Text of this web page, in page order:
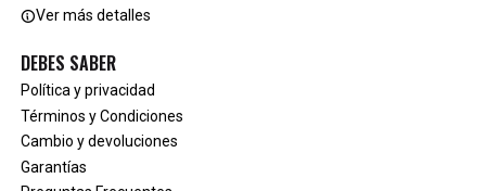
Ver más detalles
DEBES SABER
Política y privacidad
Términos y Condiciones
Cambio y devoluciones
Garantías